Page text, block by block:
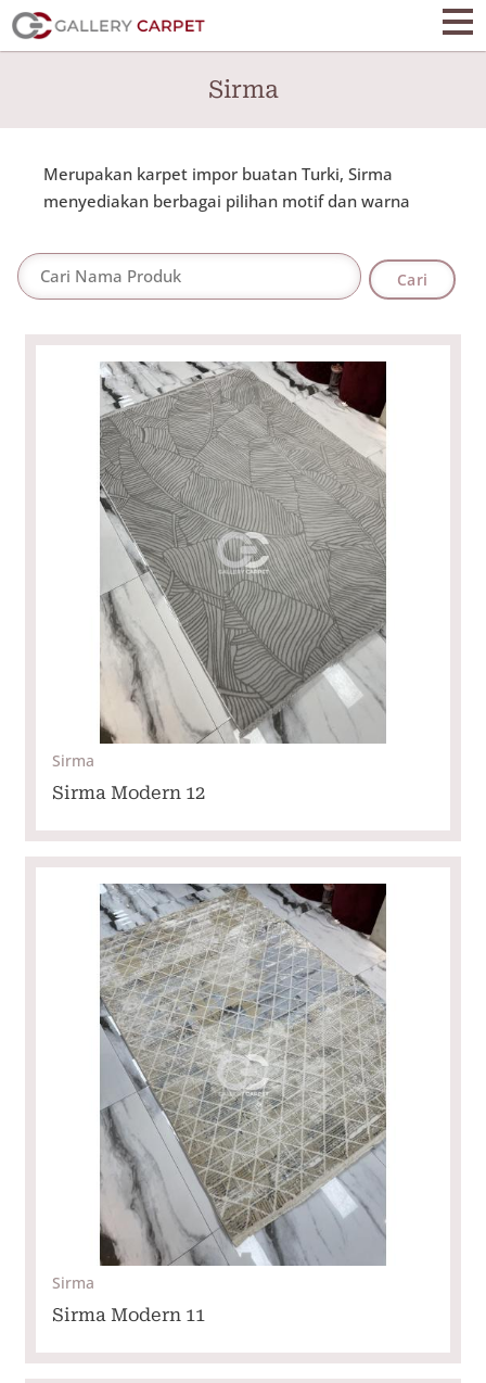
Skip
to
Sirma
Merupakan karpet impor buatan Turki, Sirma
menyediakan berbagai pilihan motif dan warna
Sirma
Sirma Modern 12
Sirma
Sirma Modern 11